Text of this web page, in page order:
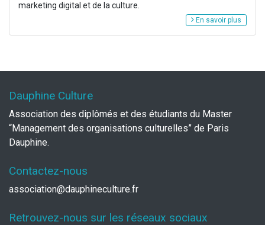
marketing digital et de la culture.
En savoir plus
Dauphine Culture
Association des diplômés et des étudiants du Master
“Management des organisations culturelles” de Paris
Dauphine.
Contactez-nous
association@dauphineculture.fr
Retrouvez-nous sur les réseaux sociaux